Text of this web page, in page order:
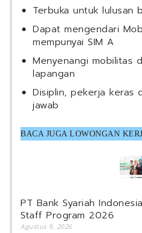
Terbuka untuk lulusan
Dapat mengendari
mempunyai SIM A
Menyenangi mobilitas
lapangan
Disiplin, pekerja keras
jawab
BACA JUGA LOWONGAN
PT Bank Syariah
Staff Program 2026
Agustus 9, 2026